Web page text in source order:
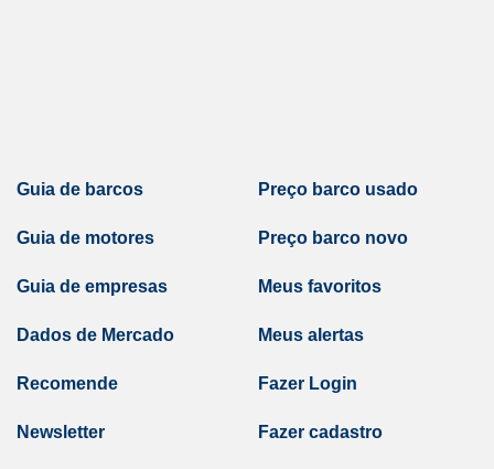
Guia de barcos
Guia de motores
Guia de empresas
Dados de Mercado
Preço barco usado
Preço barco novo
Meus favoritos
Meus alertas
Recomende
Newsletter
Fazer Login
Fazer cadastro